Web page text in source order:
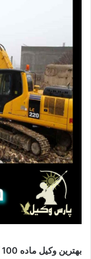
بهترین وکیل ماده 100 کرج